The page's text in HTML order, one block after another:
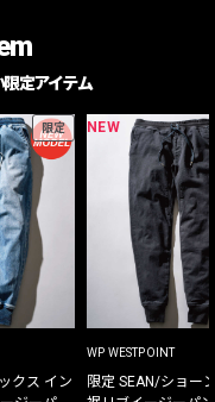
定アイテム
限定
クス イン
NEW
WP WESTPOINT
限定 SEAN/ショー